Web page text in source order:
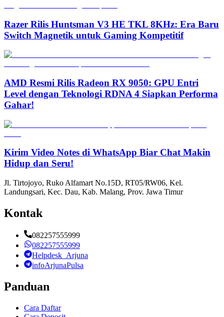
Razer Rilis Huntsman V3 HE TKL 8KHz: Era Baru
Switch Magnetik untuk Gaming Kompetitif
AMD Resmi Rilis Radeon RX 9050: GPU Entri
Level dengan Teknologi RDNA 4 Siapkan Performa
Gahar!
Kirim Video Notes di WhatsApp Biar Chat Makin
Hidup dan Seru!
Jl. Tirtojoyo, Ruko Alfamart No.15D, RT05/RW06, Kel.
Landungsari, Kec. Dau, Kab. Malang, Prov. Jawa Timur
Kontak
082257555999
082257555999
Helpdesk_Arjuna
infoArjunaPulsa
Panduan
Cara Daftar